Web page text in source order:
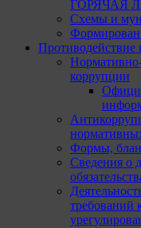
ГОРЯЧАЯ
Схемы и
Противодействие
коррупции
Формы,
Сведения о
требований